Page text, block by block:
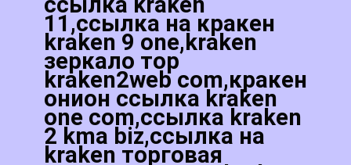
11,ссылка на кракен
kraken 9 one,kraken
зеркало тор
kraken2web com,кракен
онион ссылка kraken
one com,ссылка kraken
2 kma biz,ссылка на
kraken торговая